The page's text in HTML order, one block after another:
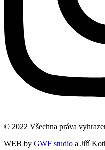
© 2022 Všechna práva
WEB by GWF studio a Jiří